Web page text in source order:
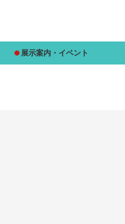
展示案内・イベント